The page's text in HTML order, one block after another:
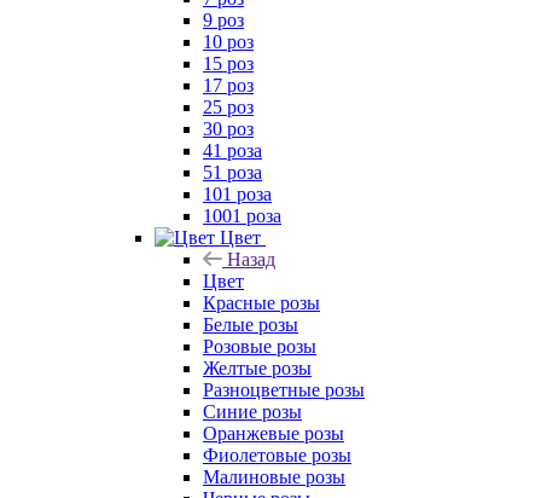
9 роз
10 роз
15 роз
17 роз
25 роз
30 роз
41 роза
51 роза
101 роза
1001 роза
Цвет
Назад
Цвет
Красные розы
Белые розы
Розовые розы
Желтые розы
Разноцветные розы
Синие розы
Оранжевые розы
Фиолетовые розы
Малиновые розы